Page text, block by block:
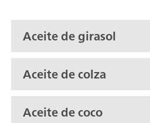
Aceite de girasol
Aceite de colza
Aceite de coco